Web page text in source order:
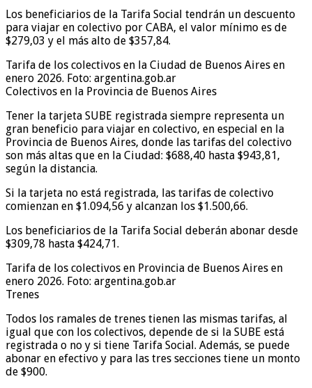
Los beneficiarios de la Tarifa Social tendrán un descuento
para viajar en colectivo por CABA, el valor mínimo es de
$279,03 y el más alto de $357,84.
Tarifa de los colectivos en la Ciudad de Buenos Aires en
enero 2026. Foto: argentina.gob.ar
Colectivos en la Provincia de Buenos Aires
Tener la tarjeta SUBE registrada siempre representa un
gran beneficio para viajar en colectivo, en especial en la
Provincia de Buenos Aires, donde las tarifas del colectivo
son más altas que en la Ciudad: $688,40 hasta $943,81,
según la distancia.
Si la tarjeta no está registrada, las tarifas de colectivo
comienzan en $1.094,56 y alcanzan los $1.500,66.
Los beneficiarios de la Tarifa Social deberán abonar desde
$309,78 hasta $424,71.
Tarifa de los colectivos en Provincia de Buenos Aires en
enero 2026. Foto: argentina.gob.ar
Trenes
Todos los ramales de trenes tienen las mismas tarifas, al
igual que con los colectivos, depende de si la SUBE está
registrada o no y si tiene Tarifa Social. Además, se puede
abonar en efectivo y para las tres secciones tiene un monto
de $900.